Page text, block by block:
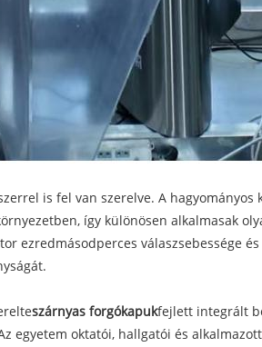
is fel van szerelve. A
így különösen alkalmasak
ezredmásodperces válaszsebessége
szárnyas forgókapukfejlett integrált
egyetem oktatói, hallgatói és